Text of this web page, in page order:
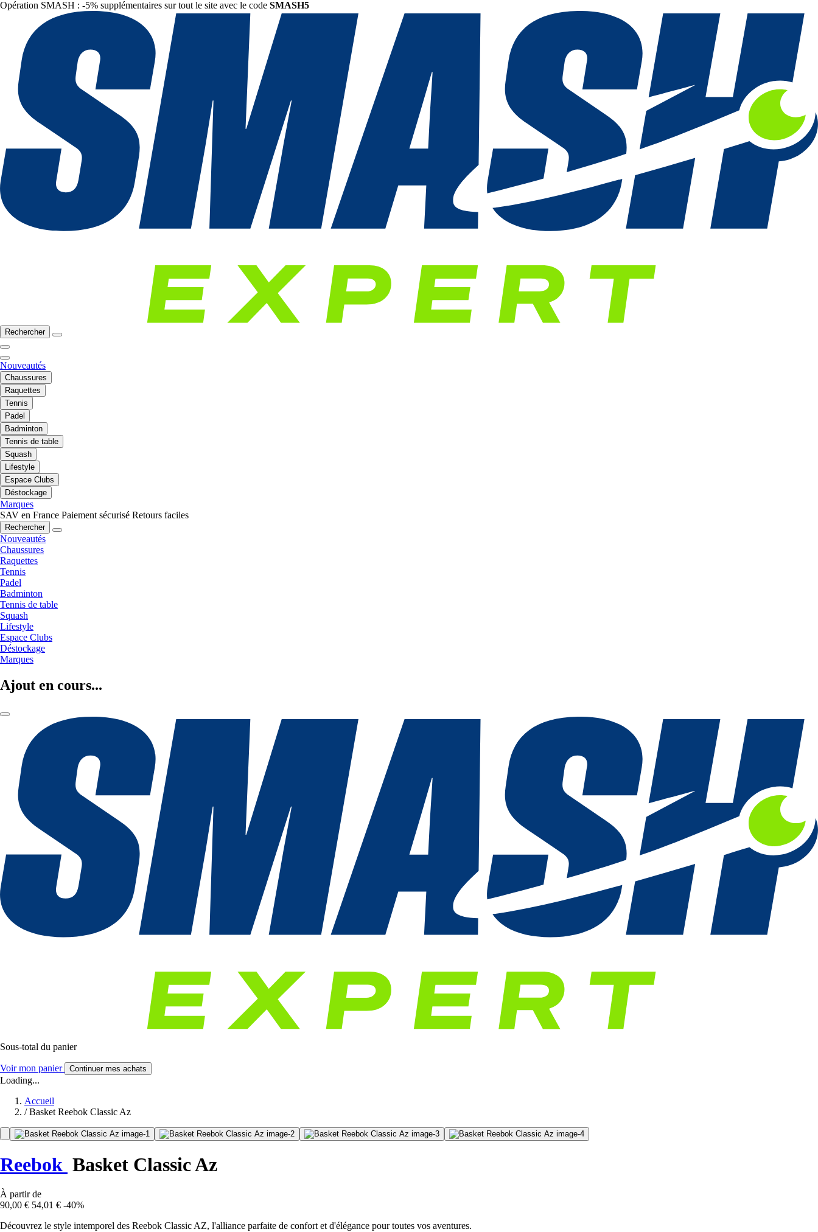
Opération SMASH : -5% supplémentaires sur tout le site avec le code SMASH5
Rechercher
Nouveautés
Chaussures
Raquettes
Tennis
Padel
Badminton
Tennis de table
Squash
Lifestyle
Espace Clubs
Déstockage
Marques
SAV en France Paiement sécurisé Retours faciles
Rechercher
Nouveautés
Chaussures
Raquettes
Tennis
Padel
Badminton
Tennis de table
Squash
Lifestyle
Espace Clubs
Déstockage
Marques
Ajout en cours...
Sous-total du panier
Voir mon panier Continuer mes achats
Loading...
Accueil
/ Basket Reebok Classic Az
Reebok Basket Classic Az
À partir de
90,00 € 54,01 € -40%
Découvrez le style intemporel des Reebok Classic AZ, l'alliance parfaite de confort et d'élégance pour toutes vos aventures.